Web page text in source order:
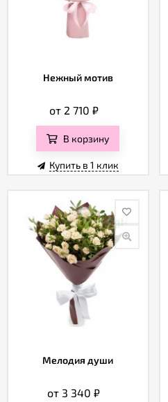
Нежный мотив
от 2 710 ₽
В корзину
Купить в 1 клик
Мелодия души
от 3 340₽